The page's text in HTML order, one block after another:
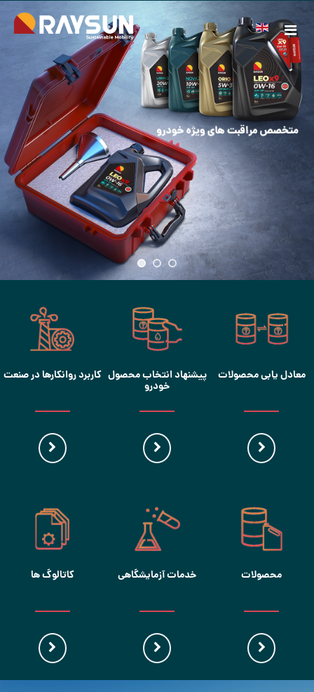
معادل یابی محصولات پیشنهاد انتخاب محصول
خودرو
کاربرد روانکارها در صنعت
محصولات خدمات آزمایشگاهی کاتالوگ ها